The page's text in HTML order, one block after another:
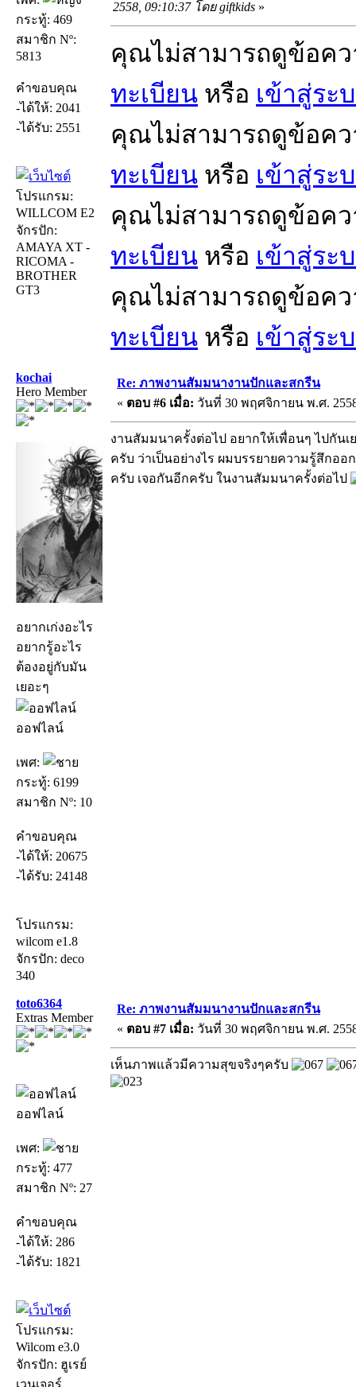
กระทู้: 469
สมาชิก Nº:
5813
คำขอบคุณ
-ได้ให้: 2041
-ได้รับ: 2551
โปรแกรม:
WILLCOM E2
จักรปัก:
AMAYA XT -
RICOMA -
BROTHER
GT3
2558, 09:10:37 โดย giftkids »
คุณไม่สามารถดูข้อค
ทะเบียน หรือ เข้าสู่ระ
คุณไม่สามารถดูข้อค
ทะเบียน หรือ เข้าสู่ระ
คุณไม่สามารถดูข้อค
ทะเบียน หรือ เข้าสู่ระ
คุณไม่สามารถดูข้อค
ทะเบียน หรือ เข้าสู่ระ
kochai
Hero Member
อยากเก่งอะไร
อยากรู้อะไร
ต้องอยู่กับมัน
เยอะๆ
ออฟไลน์
เพศ:
กระทู้: 6199
สมาชิก Nº: 10
คำขอบคุณ
-ได้ให้: 20675
-ได้รับ: 24148
โปรแกรม:
wilcom e1.8
จักรปัก: deco
340
Re: ภาพงานสัมมนางานปักและสกรีน
« ตอบ #6 เมื่อ: วันที่ 30 พฤศจิกายน พ.ศ.
งานสัมมนาครั้งต่อไป อยากให้เพื่อนๆ ไปกั
ครับ ว่าเป็นอย่างไร ผมบรรยายความรู้สึกอ
ครับ เจอกันอีกครับ ในงานสัมมนาครั้งต่อไป
toto6364
Extras Member
ออฟไลน์
เพศ:
กระทู้: 477
สมาชิก Nº: 27
คำขอบคุณ
-ได้ให้: 286
-ได้รับ: 1821
โปรแกรม:
Wilcom e3.0
จักรปัก: ฮูเรย์
เวนเจอร์
Re: ภาพงานสัมมนางานปักและสกรีน
« ตอบ #7 เมื่อ: วันที่ 30 พฤศจิกายน พ.ศ.
เห็นภาพแล้วมีความสุขจริงๆครับ